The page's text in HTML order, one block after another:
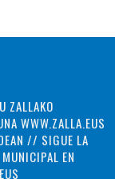
ZALLAKO
WWW.ZALLA.EUS
// SIGUE LA
EN